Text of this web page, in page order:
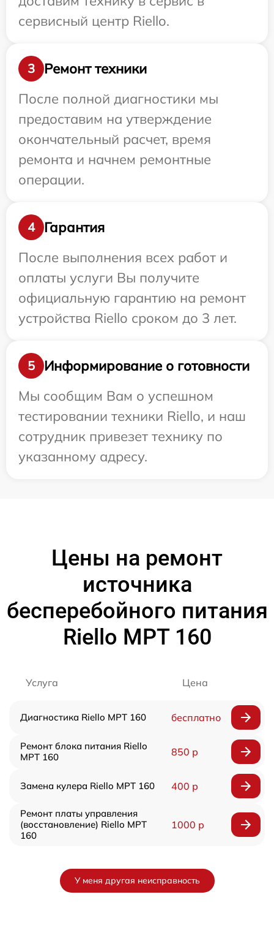
сервисный центр Riello.
3
Ремонт техники
После полной диагностики мы
предоставим на утверждение
окончательный расчет, время
ремонта и начнем ремонтные
операции.
4
Гарантия
После выполнения всех работ и
оплаты услуги Вы получите
официальную гарантию на ремонт
устройства Riello сроком до 3 лет.
5
Информирование о готовности
Мы сообщим Вам о успешном
тестировании техники Riello, и наш
сотрудник привезет технику по
указанному адресу.
Цены на ремонт
источника
бесперебойного питания
Riello MPT 160
Услуга Цена
Диагностика Riello MPT 160 бесплатно
Ремонт блока питания Riello
MPT 160
850 р
Замена кулера Riello MPT 160 400 р
Ремонт платы управления
(восстановление) Riello MPT
160
1000 р
У меня другая неисправность